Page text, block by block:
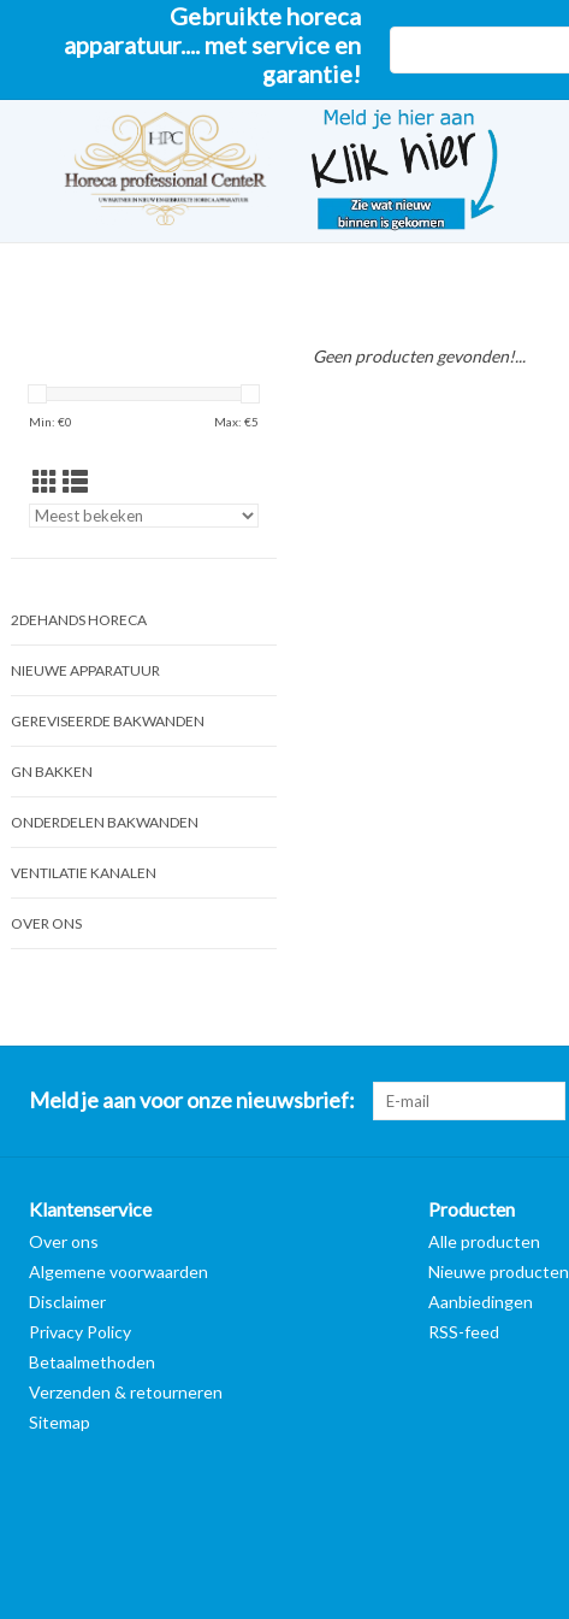
Gebruikte horeca
apparatuur.... met service en
garantie!
Min: €0 Max: €5
2DEHANDS HORECA
NIEUWE APPARATUUR
GEREVISEERDE BAKWANDEN
GN BAKKEN
ONDERDELEN BAKWANDEN
VENTILATIE KANALEN
OVER ONS
Geen producten gevonden!...
Meld je aan voor onze nieuwsbrief:
Klantenservice
Over ons
Algemene voorwaarden
Disclaimer
Privacy Policy
Betaalmethoden
Verzenden & retourneren
Sitemap
Producten
Alle producten
Nieuwe producten
Aanbiedingen
RSS-feed